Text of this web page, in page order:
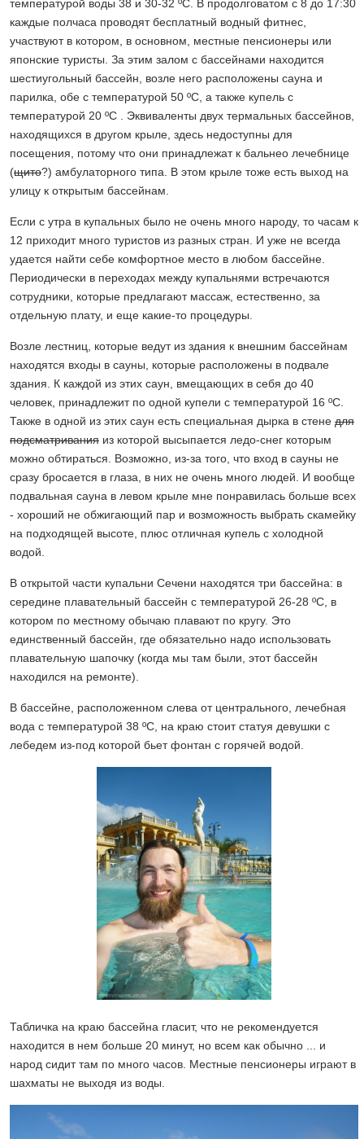
температурой воды 38 и 30-32 ºС. В продолговатом с 8 до 17:30
каждые полчаса проводят бесплатный водный фитнес,
участвуют в котором, в основном, местные пенсионеры или
японские туристы. За этим залом с бассейнами находится
шестиугольный бассейн, возле него расположены сауна и
парилка, обе с температурой 50 ºС, а также купель с
температурой 20 ºС . Эквиваленты двух термальных бассейнов,
находящихся в другом крыле, здесь недоступны для
посещения, потому что они принадлежат к бальнео лечебнице
(щито?) амбулаторного типа. В этом крыле тоже есть выход на
улицу к открытым бассейнам.
Если с утра в купальных было не очень много народу, то часам к
12 приходит много туристов из разных стран. И уже не всегда
удается найти себе комфортное место в любом бассейне.
Периодически в переходах между купальнями встречаются
сотрудники, которые предлагают массаж, естественно, за
отдельную плату, и еще какие-то процедуры.
Возле лестниц, которые ведут из здания к внешним бассейнам
находятся входы в сауны, которые расположены в подвале
здания. К каждой из этих саун, вмещающих в себя до 40
человек, принадлежит по одной купели с температурой 16 ºС.
Также в одной из этих саун есть специальная дырка в стене для
подсматривания из которой высыпается ледо-снег которым
можно обтираться. Возможно, из-за того, что вход в сауны не
сразу бросается в глаза, в них не очень много людей. И вообще
подвальная сауна в левом крыле мне понравилась больше всех
- хороший не обжигающий пар и возможность выбрать скамейку
на подходящей высоте, плюс отличная купель с холодной
водой.
В открытой части купальни Сечени находятся три бассейна: в
середине плавательный бассейн с температурой 26-28 ºС, в
котором по местному обычаю плавают по кругу. Это
единственный бассейн, где обязательно надо использовать
плавательную шапочку (когда мы там были, этот бассейн
находился на ремонте).
В бассейне, расположенном слева от центрального, лечебная
вода с температурой 38 ºС, на краю стоит статуя девушки с
лебедем из-под которой бьет фонтан с горячей водой.
Табличка на краю бассейна гласит, что не рекомендуется
находится в нем больше 20 минут, но всем как обычно ... и
народ сидит там по много часов. Местные пенсионеры играют в
шахматы не выходя из воды.